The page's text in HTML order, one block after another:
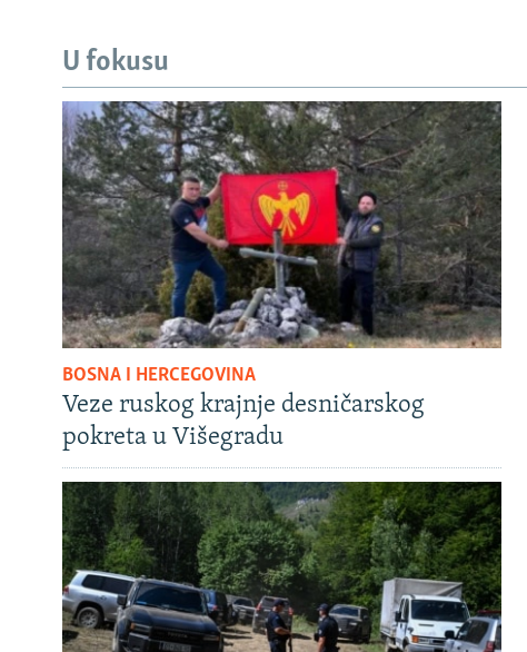
U fokusu
BOSNA I HERCEGOVINA
Veze ruskog krajnje desničarskog
pokreta u Višegradu